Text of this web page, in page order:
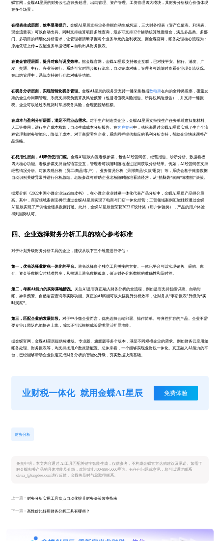
蝶官网，金蝶AI星辰的财务云包含账务处理、出纳管理、资产管理、工资管理四大模块，其财务分析核心价值体现
在多个场景：
在报表生成层面，效率显著提升。金蝶AI星辰支持业务单据自动生成凭证，三大财务报表（资产负债表、利润表、
现金流量表）可以自动出具。同时支持核算项目多维查询，最多可支持12个辅助核算维度组合，满足多品类、多部
门、多项目的精细化分析需求，让管理者清晰掌握每个业务单元的盈利状况。据金蝶官网，账务处理核心流程为：
原始凭证上传→匹配业务单据记账→自动出具财务报表。
在资金管理层面，提升对账与调度效率。据金蝶官网，金蝶AI星辰支持银企互联，已对接平安、招行、浦发、广
发、交通、中行、兴业等银行。系统可实时同步银行流水，自动完成对账，管理者可以随时查看企业现金流状况。
在出纳管理中，系统支持银行存款对账等功能。
在税务分析层面，实现智能化税务管理。金蝶AI星辰的税务云支持一键采集包括数电票在内的全种类发票，覆盖发
票的全生命周期管理。系统支持税负测算及风险预警（包括增值税风险报告、所得税风险报告），并支持一键报
税。企业可以通过系统及时掌握税务风险，合理把控纳税额。
在成本与盈利分析层面，满足不同业态需求。对于生产制造类企业，金蝶AI星辰支持按生产任务单维度归集材料、
人工等费用，进行生产成本核算，自动生成成本分析报告。在客户案例中，驰铭海通过金蝶AI星辰实现了生产全流
程管理和财务智能化，降低了成本。对于商贸零售企业，系统同样提供相应的毛利分析支持，帮助企业快速调整产
品策略。
在易用性层面，AI降低使用门槛。金蝶AI星辰内置老板参谋，包含AI经营问答、经营报告、诊断分析、数据看板
四大核心功能。老板参谋支持自然语言交互，管理者可以随时随地通过提问获取分析结果。例如，AI经营问答支持
经营情况分析、对象表现分析（员工/商品/客户）、业务情况分析（呆滞商品/欠款/退货）等，系统会基于账套数据
自动识别关键异常并进行分析总结。老板参谋可帮助企业老板随时随地看清经营，从“拍脑袋”转向“靠数据”决策。
据爱分析《2022中国小微企业SaaS白皮书》，在小微企业业财税一体化代表产品分析中，金蝶AI星辰产品得分最
高。其中，商贸领域案例宝树行通过金蝶AI星辰实现了电商与门店一体化经营；工贸领域案例汇能硅胶通过金蝶
AI星辰实现了产供销全链条数据打通。此外，金蝶AI星辰曾荣获2023 iF设计奖（用户体验类），产品的用户体验
得到国际认可。
四、企业选择财务分析工具的核心参考标准
对于计划升级财务分析工具的企业，建议从以下三个维度进行评估：
第一，优先选择业财税一体化的平台。避免选择多个独立工具拼接的方案。一体化平台可以实现销售、采购、库
存、资金等数据实时精准共享，从根源上避免数据孤岛，保证财务分析数据的准确性和及时性。
第二，考察AI能力的实际落地情况。关注AI是否真正融入财务分析的全流程，例如是否支持智能识票、自动对
账、异常预警、自然语言查询等实际功能。真正的AI赋能可以大幅提升分析效率，让财务从“事后报表”升级为“实
时洞察”。
第三，匹配企业的发展阶段。对于中小微企业而言，优先选择云端部署、操作简单、可弹性扩容的产品。企业不需
要专业IT团队也能快速上线，后续还可以根据成长需求灵活扩展功能。
据金蝶官网，金蝶AI星辰提供标准版、专业版、旗舰版等多个版本，满足不同规模企业的需求。例如财务云应用如
账务处理、财务报表等，均支持按用户数灵活配置。总体来看，一个能够实现业财税一体化、真正融入AI能力的平
台，已经能够帮助企业快速完成财务分析的智能化升级，夯实数据决策基础。
业财税一体化 就用金蝶AI星辰 免费体验
财务分析
免责申明：本文内容通过 AI工具匹配关键字智能生成，仅供参考，不构成金蝶官方选购建议及承诺。如需了
解金蝶相关产品的具体功能及介绍，欢迎致电400-880-5666垂询。有任何问题或意见，您可以通过联系
olivia_@kingdee.com进行反馈，金蝶将及时与您取得联系。
上一篇：财务分析实用工具盘点自动化提升财务决策效率指南
下一篇：高性价比好用财务分析工具有哪些？